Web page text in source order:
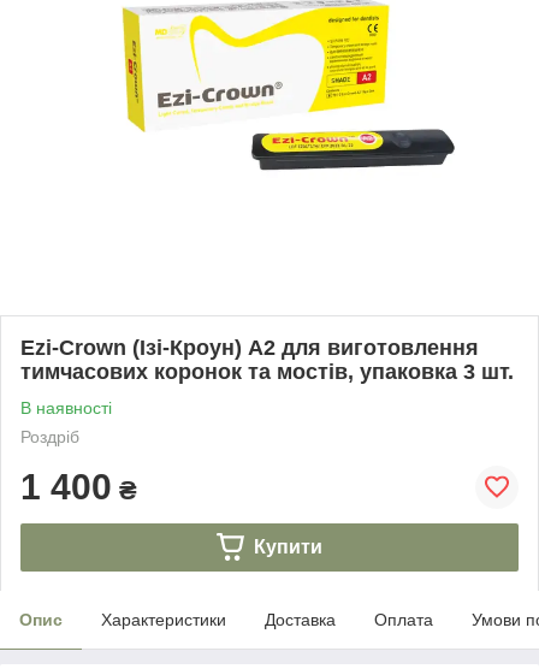
Ezi-Crown (Ізі-Кроун) А2 для виготовлення
тимчасових коронок та мостів, упаковка 3 шт.
В наявності
Роздріб
1 400 ₴
Купити
Опис Характеристики Доставка Оплата Умови